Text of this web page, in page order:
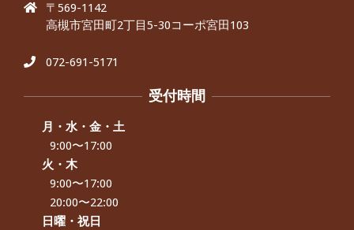
By:
肩こり・頭痛からくる不安感を感じず
い、 と訴えていた40代男性の患者さん
院長 つじ On:
えていた50代女性の患者さんから感想
をいただきました。
朝起き上がれないくらい腰が痛かった
です、 と訴えていた60代女性の患者さ
〒569-1142
高槻市宮田町2丁目5-30コーポ宮田103
072-691-5171
受付時間
月・水・金・土
9:00〜17:00
火・木
9:00〜17:00
20:00〜22:00
日曜・祝日